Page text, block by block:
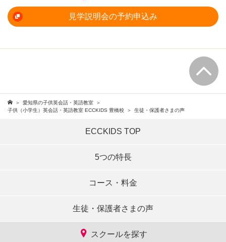
見学説明会の予約申込み
愛知県の子供英会話・英語教室
子供（小学生）英会話・英語教室 ECCKIDS 豊橋校
生徒・保護者さまの声
ECCKIDS TOP
5つの特長
コース・料金
生徒・保護者さまの声
スクールを探す